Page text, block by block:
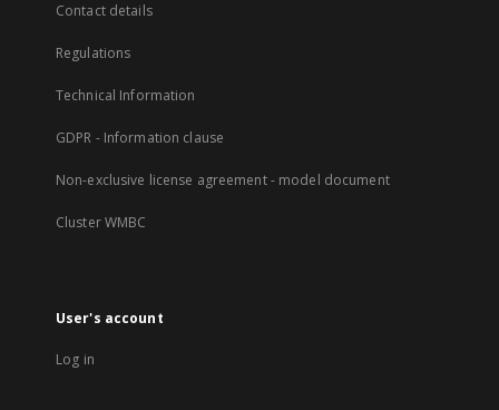
Contact details
Regulations
Technical Information
GDPR - Information clause
Non-exclusive license agreement - model document
Cluster WMBC
User's account
Log in